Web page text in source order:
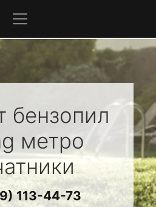
бензопил
метро
113-44-73